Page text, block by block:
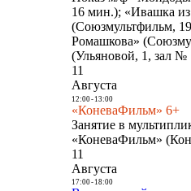
16 мин.); «Ивашка
(Союзмультфильм,
Ромашкова»
(Ульяновой, 1, зал №
11
Августа
12:00- 13:00
«КоневаФильм» 6+
Занятие в
«КоневаФильм»
11
Августа
17:00- 18:00